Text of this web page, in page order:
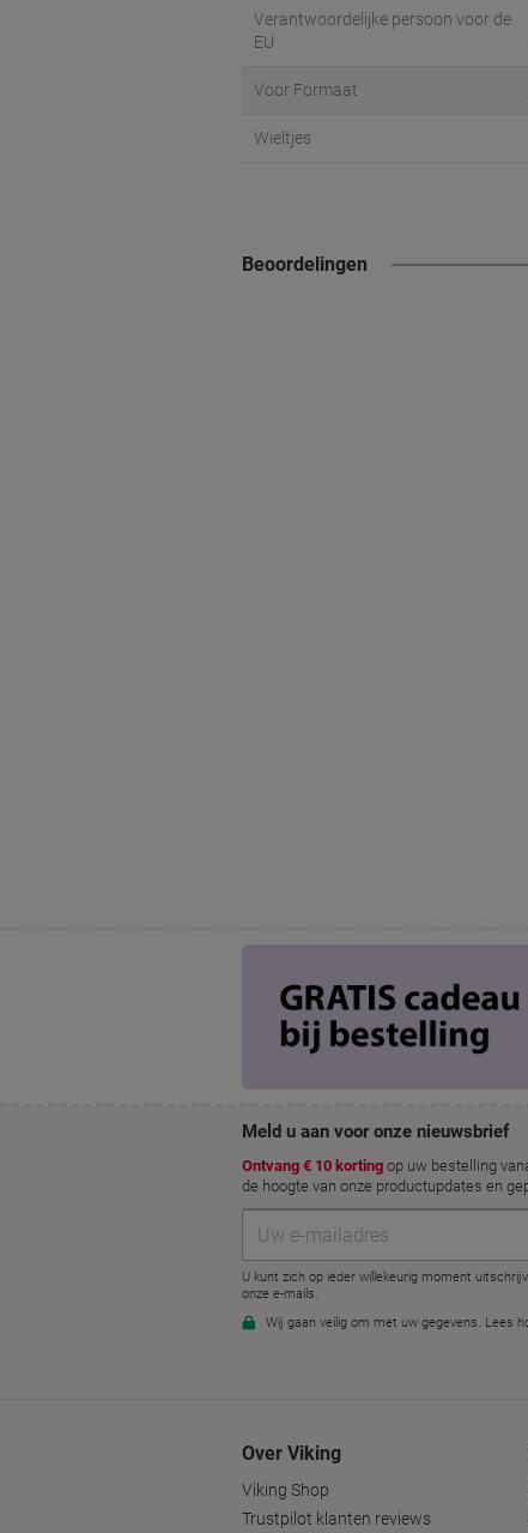
Verantwoordelijke persoon voor de
EU
Voor Formaat
Wieltjes
Beoordelingen
Over Viking
Viking Shop
Trustpilot klanten reviews